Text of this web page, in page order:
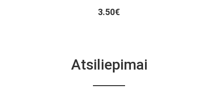
3.50€
Atsiliepimai